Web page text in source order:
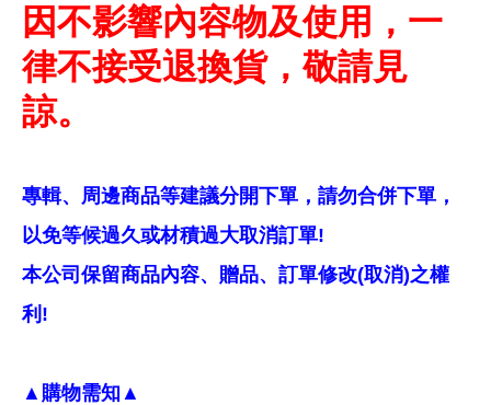
因不影響內容物及使用，一
律不接受退換貨，敬請見
諒。
專輯、周邊商品等建議分開下單，請勿合併下單，
以免等候過久或材積過大取消訂單!
本公司保留商品內容、贈品、訂單修改(取消)之權
利!
▲購物需知▲